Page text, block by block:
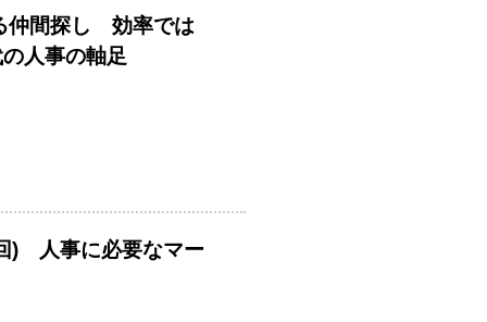
仲間探し 効率では
人事の軸足
) 人事に必要なマー